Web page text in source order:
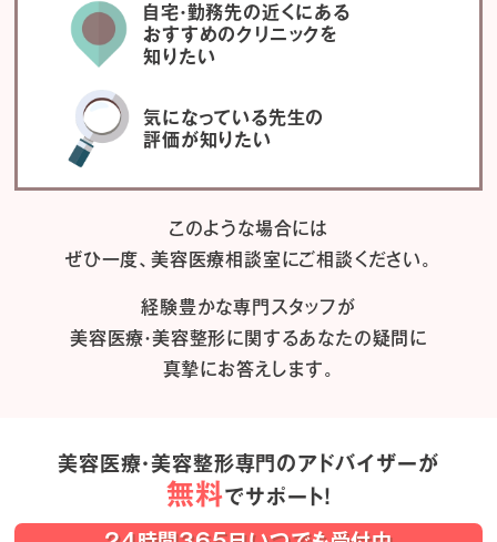
自宅・勤務先の近くにある
おすすめのクリニックを
知りたい
気になっている先生の
評価が知りたい
このような場合には
ぜひ一度、美容医療相談室にご相談ください。
経験豊かな専門スタッフが
美容医療・美容整形に関するあなたの疑問に
真摯にお答えします。
美容医療・美容整形専門のアドバイザーが
無料でサポート！